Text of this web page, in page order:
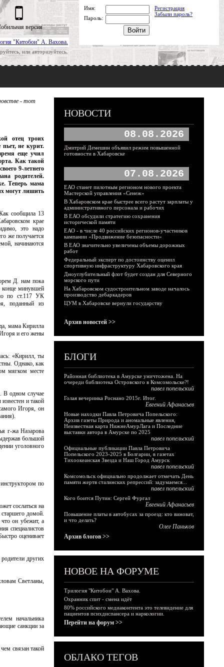
"Китобои" А. Вахова.
или авторизуйтесь.
версия
Имя:
Регистрация
Забыли пароль?
Пароль:
- тот
отец троих
не курит.
еще учил
Как такой
9-летнего
родителей.
Теперь мама
могут лишить
сообщила 13
крае
это надо
же получается
начинаются
Д. нам пока
конце минувшей
по ст.117 УК
поданный из
мама Кирилла
и его жены
«Кирилл, ты
Однако, как
мягком месте
В одном случае
и такой
Игоря, он
г-жа Назарова
большой
уголовного
по
сослаться на
домой.
он убежит, а
специалистов
оценивает
других
Светланы,
начальника
санкции за
связан такой
НОВОСТИ
08.08.2026
Дмитрий Демешин объявил режим повышенной
готовности в Хабаровске
07.08.2026
ЕАО станет пилотным регионом нового проекта
Мастерской управления «Сенеж»
В Хабаровском крае быстрее всего растут зарплаты у
административного персонала и рабочих
В ЕАО обсудили стратегию сохранения
исторической памяти
ЕАО - в числе 40 российских регионов-участников
кампании «Продвижение безопасности»
В ЕАО значительно увеличены объемы дорожных
работ
Федеральный эксперт по достоинству оценил
спортивную инфраструктуру Хабаровского края
Дноуглубительный флот будет создан для Северного
морского пути
На Хабаровском судостроительном заводе началось
производство дебаркадеров
ЦУМ в Хабаровске вернули государству
Архив новостей >>
БЛОГИ
Районная библиотека в Амурске уничтожена. На
очереди библиотека Островского в Комсомольске?!
павел попельский
Голая вечеринка Роснано 2015г. Итог.
Евгений Афанасьев
Новые находки Павла Петровича Попельского:
Архив газеты Природа и аномальные явления,
Неизвестная карта НижнеАмурЛага и Последние
выставки автора в Амурске по 2025
павел попельский
Официальные публикации Павла Петровича
Попельского 2023-2025 в Болгарии, в газетах
Тихоокеанская Звезда и Наш Город Амурск
павел попельский
Комсомольск официально продолжает отмечать День
памяти жертв сталинских репрессий: задумаемся...
павел попельский
Кого боится Путин: Сергей Фургал
Евгений Афанасьев
Повышение платы в автобусах за проезд: кто виноват,
и что делать?
Олег Паньков
Архив блогов >>
НОВОЕ НА ФОРУМЕ
Трилогия "Китобои" А. Вахова.
Охранник спит - смена идёт
80% российского медиаконтента это телевидение для
пациентов психдиспансера и наркологии.
Перейти на форум >>
ОБЛАКО ТЕГОВ